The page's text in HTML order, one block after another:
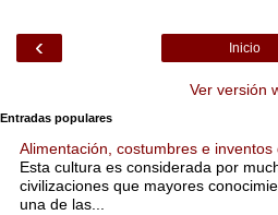
‹ Inicio
Ver versión
Entradas populares
Alimentación, costumbres e inventos
Esta cultura es considerada por
civilizaciones que mayores
una de las...